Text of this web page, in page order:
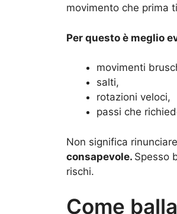
movimento che prima
Per questo è meglio
movimenti
salti,
rotazioni veloci,
passi che
Non significa
consapevole. Spesso
rischi.
Come